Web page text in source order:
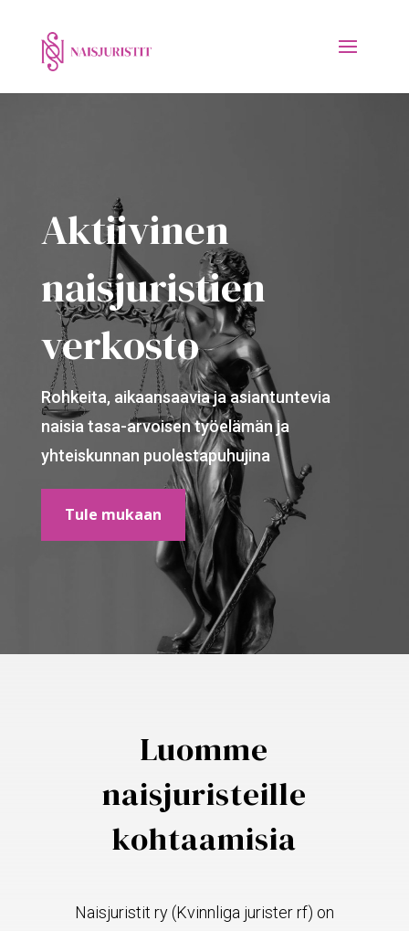
Aktiivinen
naisjuristien
verkosto
Rohkeita, aikaansaavia ja asiantuntevia
naisia tasa-arvoisen työelämän ja
yhteiskunnan puolestapuhujina
Tule mukaan
Luomme
naisjuristeille
kohtaamisia
Naisjuristit ry (Kvinnliga jurister rf) on